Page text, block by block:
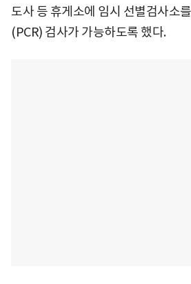
도사 등 휴게소에 임시 선별검사소
(PCR) 검사가 가능하도록 했다.